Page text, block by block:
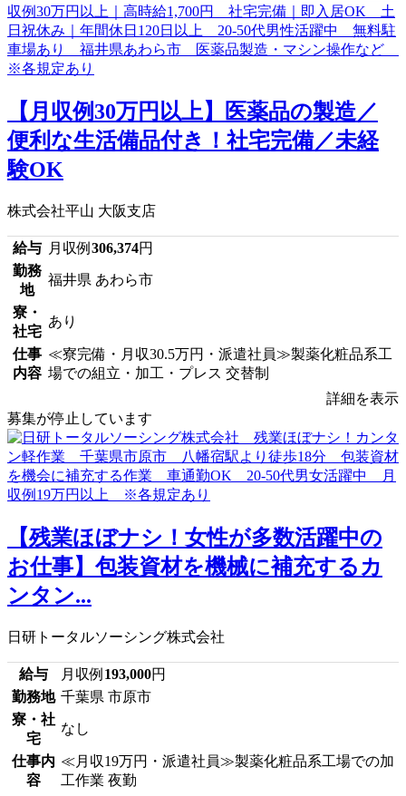
【月収例30万円以上】医薬品の製造／
便利な生活備品付き！社宅完備／未経
験OK
株式会社平山 大阪支店
給与 月収例 306,374円
勤務
地
福井県 あわら市
寮・
社宅
あり
仕事
内容
≪寮完備・月収30.5万円・派遣社員≫製薬化粧品系工
場での組立・加工・プレス 交替制
詳細を表示
募集が停止しています
【残業ほぼナシ！女性が多数活躍中の
お仕事】包装資材を機械に補充するカ
ンタン...
日研トータルソーシング株式会社
給与 月収例 193,000円
勤務地 千葉県 市原市
寮・社
宅
なし
仕事内
容
≪月収19万円・派遣社員≫製薬化粧品系工場での加
工作業 夜勤